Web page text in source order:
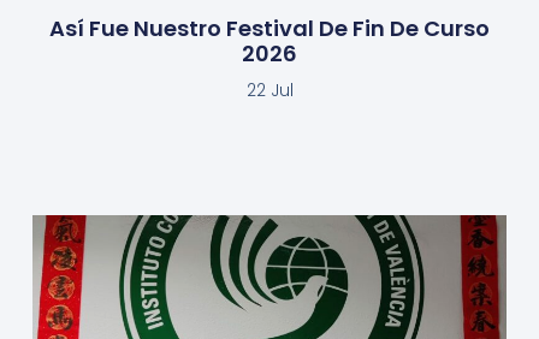
Así Fue Nuestro Festival De Fin De Curso
2026
22 Jul